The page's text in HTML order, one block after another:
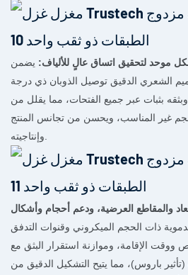
موحد لتحقيق اتساق عالٍ للألياف: يضمن
الشعري الدقيق توصيل الذوبان ذي درجة
وبثقه بثبات عبر جميع الفتحات، مما يقلل من
غير المناسب، ويحسن من تجانس المنتج
والمقاطع العرضية، ودعم أحجام وأشكال
ذات الحجم الميكروني وقنوات التدفق
الإقامة، وموازنة استقرار البثق مع
باروس)، مما يتيح التشكيل الدقيق من